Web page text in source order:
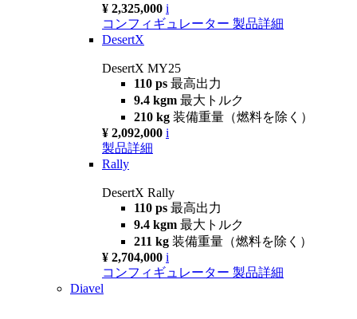
¥ 2,325,000 i
コンフィギュレーター 製品詳細
DesertX
DesertX MY25
110 ps 最高出力
9.4 kgm 最大トルク
210 kg 装備重量（燃料を除く）
¥ 2,092,000 i
製品詳細
Rally
DesertX Rally
110 ps 最高出力
9.4 kgm 最大トルク
211 kg 装備重量（燃料を除く）
¥ 2,704,000 i
コンフィギュレーター 製品詳細
Diavel